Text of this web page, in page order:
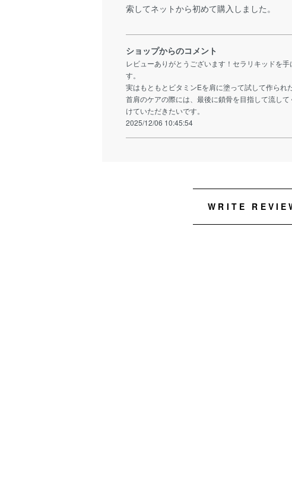
索してネットから初めて購入しました。
ショップからのコメント
レビューありがとうございます！セラリキッドを
す。
実はもともとビタミンEを肩に塗って試して作られ
首肩のケアの際には、最後に鎖骨を目指して流し
けていただきたいです。
2025/12/06 10:45:54
WRITE